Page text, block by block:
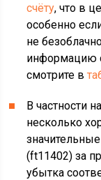
счёту, что в
особенно
не
информацию
смотрите в
В частности
несколько
(ft11402) за
убытка